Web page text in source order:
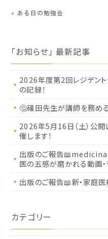
« ある日の勉強会
「お知らせ」 最新記事
2026年度第2回レジデント
の記録！
🤔礒田先生が講師を務め
2026年5月16日（土）公
催します！
出版のご報告
医の五感が磨かれる動画
出版のご報告📖新・家庭
カテゴリー